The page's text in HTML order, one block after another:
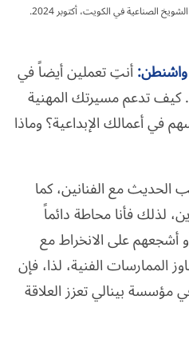
معرض “Gentle Porosities”، منطقة الشويخ الصناعية في الكويت، أكتوبر 2024.
واشنطن:أنتِ تعملين أيضاً في
تدعم مسيرتك المهنية
في أعمالك الإبداعية؟ وماذا
الحديث مع الفنانين، كما
لذلك فأنا محاطة دائماً
أشجعهم على الانخراط مع
الممارسات الفنية، لذا، فإن
مؤسسة بينالي تعزز العلاقة